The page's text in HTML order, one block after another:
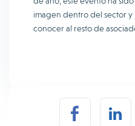
imagen dentro del sector
conocer al resto de